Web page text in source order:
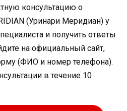
консультацию о
(Уринари Меридиан) у
и получить ответы
на официальный сайт,
(ФИО и номер телефона).
в течение 10